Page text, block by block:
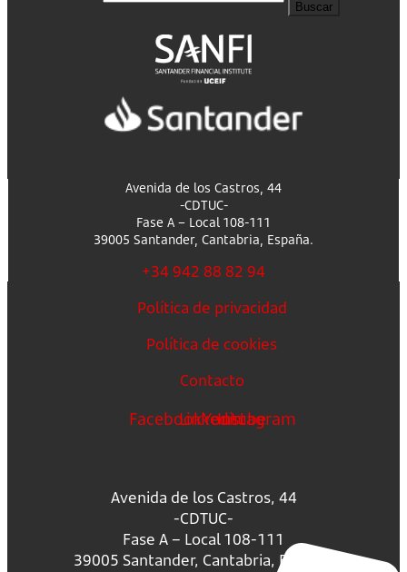
Buscar
Avenida de los Castros, 44
-CDTUC-
Fase A – Local 108-111
39005 Santander, Cantabria, España.
+34 942 88 82 94
Política de privacidad
Política de cookies
Contacto
FacebookLinkedin
Youtube
Instagram
Avenida de los Castros, 44
-CDTUC-
Fase A – Local 108-111
39005 Santander, Cantabria, España.